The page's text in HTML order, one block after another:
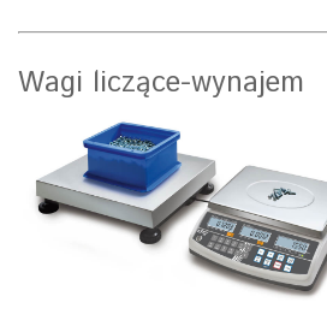
Wagi liczące-wynajem